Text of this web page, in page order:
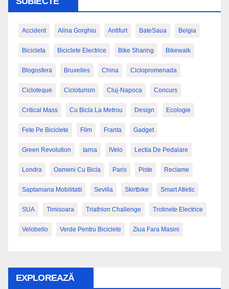
Accident Alina Gorghiu Antifurt BateSaua Belgia
Bicicleta Biciclete Electrice Bike Sharing Bikewalk
Blogosfera Bruxelles China Ciclopromenada
Cicloteque Cicloturism Cluj-Napoca Concurs
Critical Mass Cu Bicla La Metrou Design Ecologie
Fete Pe Biciclete Film Franta Gadget
Green Revolution Iarna IVelo Lectia De Pedalare
Londra Oameni Cu Bicla Paris Piste Reclame
Saptamana Mobilitatii Sevilla Skirtbike Smart Atletic
SUA Timisoara Triathlon Challenge Trotinete Electrice
Velobello Verde Pentru Biciclete Ziua Fara Masini
EXPLOREAZĂ